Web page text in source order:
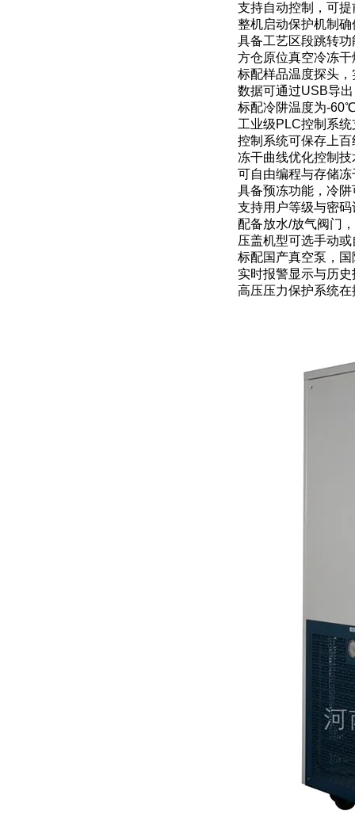
支持自动控制，可
整机启动保护机制
具备工艺区段跳转
方仓原位真空冷冻
标配样品温度探头
数据可通过USB导
标配冷阱温度为-
工业级PLC控制系
控制系统可保存上
冻干曲线优化控制
可自由编程与存储
具备预冻功能，冷
支持用户等级与密
配备放水/放气阀门
压盖机型可选手动
标配国产真空泵，
实时报警显示与历
高压压力保护系统